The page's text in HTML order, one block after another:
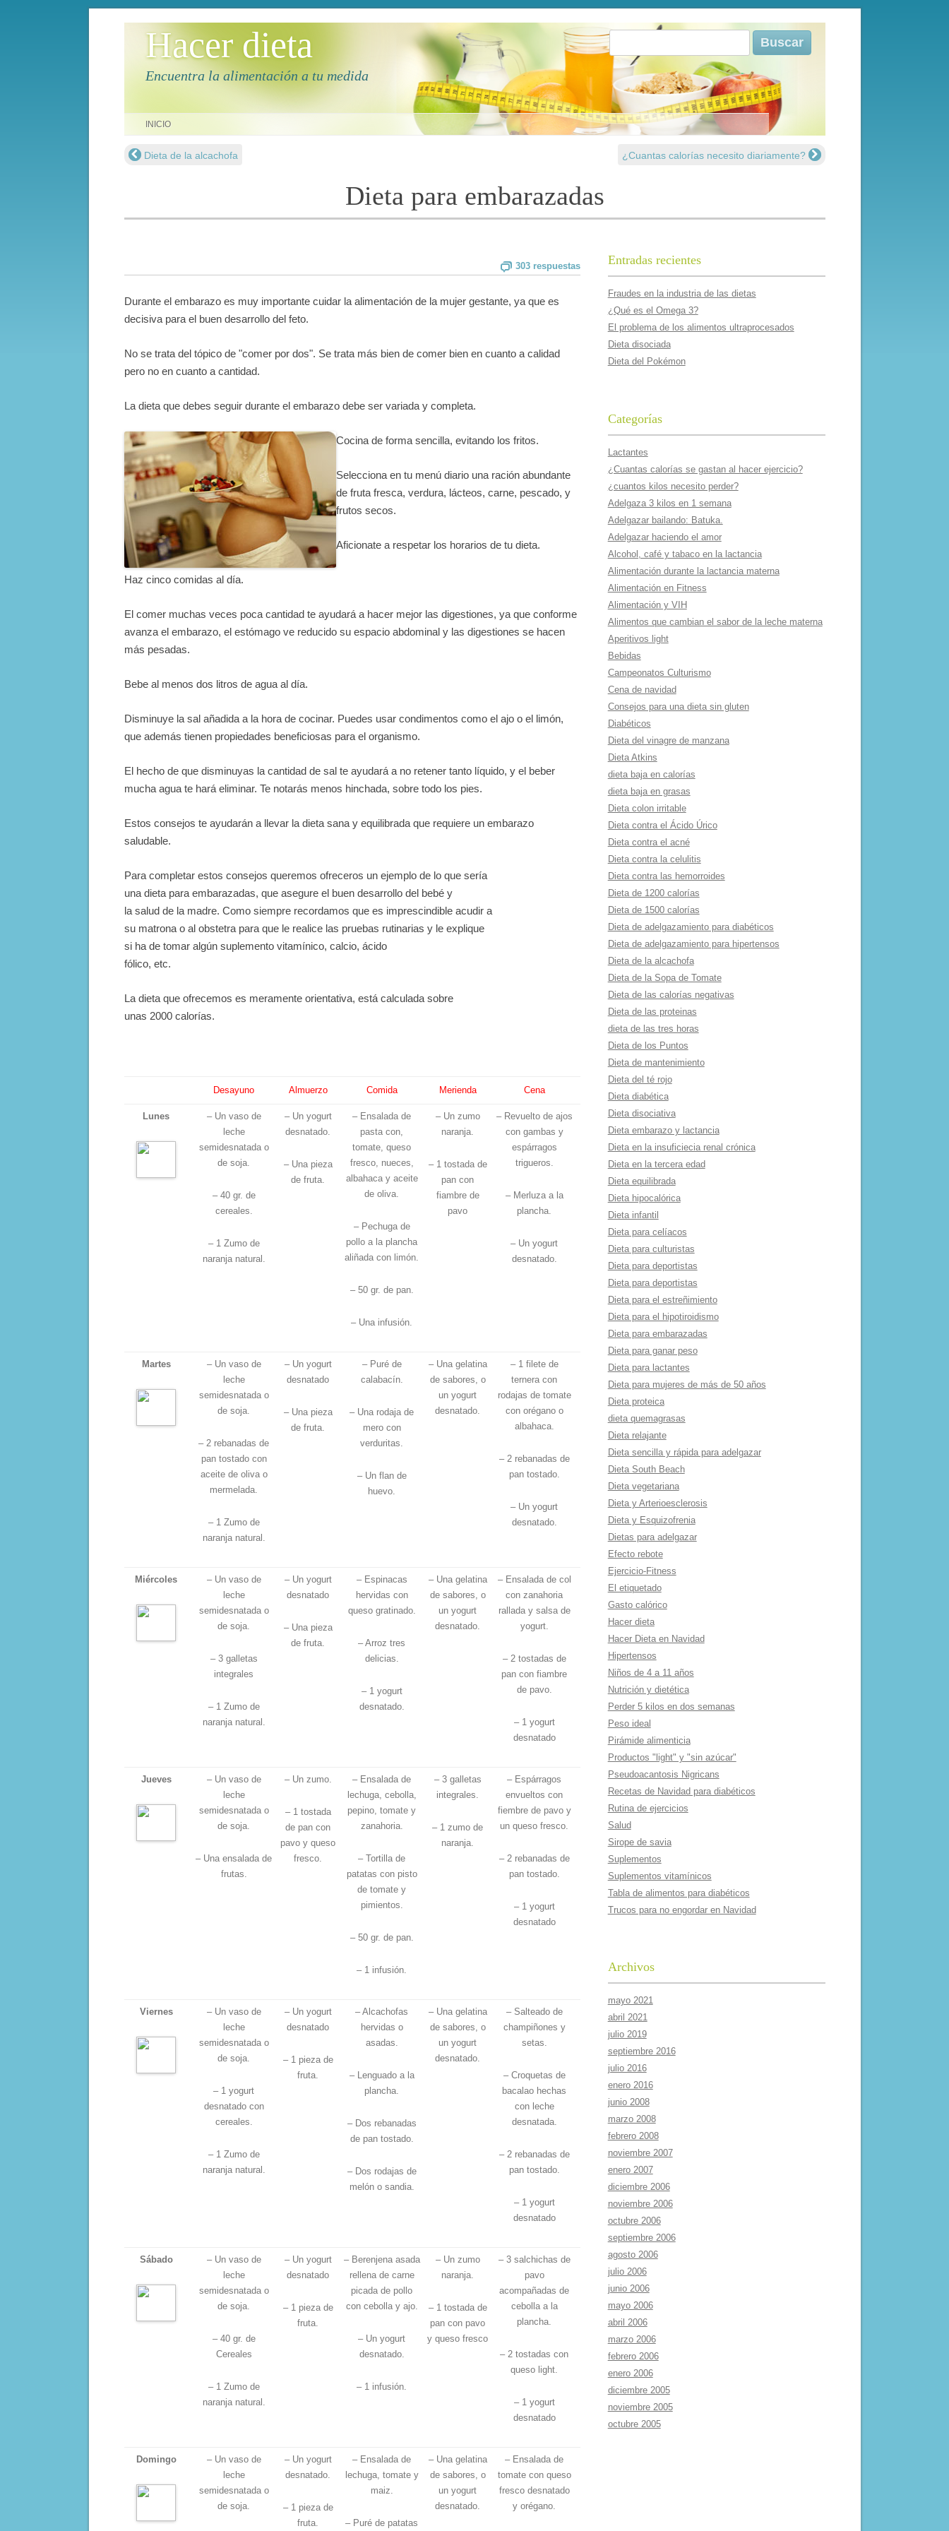
Hacer dieta
Encuentra la alimentación a tu medida
Buscar:
INICIO
Navegación de entradas
Dieta de la alcachofa ¿Cuantas calorí­as necesito diariamente?
Dieta para embarazadas
303 respuestas
Durante el embarazo es muy importante cuidar la alimentación de la mujer gestante, ya que es
decisiva para el buen desarrollo del feto.
No se trata del tópico de "comer por dos". Se trata más bien de comer bien en cuanto a calidad
pero no en cuanto a cantidad.
La dieta que debes seguir durante el embarazo debe ser variada y completa.
Cocina de forma sencilla, evitando los fritos.
Selecciona en tu menú diario una ración abundante
de fruta fresca, verdura, lácteos, carne, pescado, y
frutos secos.
Aficionate a respetar los horarios de tu dieta.
Haz cinco comidas al día.
El comer muchas veces poca cantidad te ayudará a hacer mejor las digestiones, ya que conforme
avanza el embarazo, el estómago ve reducido su espacio abdominal y las digestiones se hacen
más pesadas.
Bebe al menos dos litros de agua al día.
Disminuye la sal añadida a la hora de cocinar. Puedes usar condimentos como el ajo o el limón,
que además tienen propiedades beneficiosas para el organismo.
El hecho de que disminuyas la cantidad de sal te ayudará a no retener tanto líquido, y el beber
mucha agua te hará eliminar. Te notarás menos hinchada, sobre todo los pies.
Estos consejos te ayudarán a llevar la dieta sana y equilibrada que requiere un embarazo
saludable.
Para completar estos consejos queremos ofreceros un ejemplo de lo que sería
una dieta para embarazadas, que asegure el buen desarrollo del bebé y
la salud de la madre. Como siempre recordamos que es imprescindible acudir a
su matrona o al obstetra para que le realice las pruebas rutinarias y le explique
si ha de tomar algún suplemento vitamínico, calcio, ácido
fólico, etc.
La dieta que ofrecemos es meramente orientativa, está calculada sobre
unas 2000 calorías.
Desayuno Almuerzo Comida Merienda Cena
Lunes
– Un vaso de
leche
semidesnatada o
de soja.
– 40 gr. de
cereales.
– 1 Zumo de
naranja natural.
– Un yogurt
desnatado.
– Una pieza
de fruta.
– Ensalada de
pasta con,
tomate, queso
fresco, nueces,
albahaca y aceite
de oliva.
– Pechuga de
pollo a la plancha
aliñada con limón.
– 50 gr. de pan.
– Una infusión.
– Un zumo
naranja.
– 1 tostada de
pan con
fiambre de
pavo
– Revuelto de ajos
con gambas y
espárragos
trigueros.
– Merluza a la
plancha.
– Un yogurt
desnatado.
Martes
– Un vaso de
leche
semidesnatada o
de soja.
– 2 rebanadas de
pan tostado con
aceite de oliva o
mermelada.
– 1 Zumo de
naranja natural.
– Un yogurt
desnatado
– Una pieza
de fruta.
– Puré de
calabacín.
– Una rodaja de
mero con
verduritas.
– Un flan de
huevo.
– Una gelatina
de sabores, o
un yogurt
desnatado.
– 1 filete de
ternera con
rodajas de tomate
con orégano o
albahaca.
– 2 rebanadas de
pan tostado.
– Un yogurt
desnatado.
Miércoles
– Un vaso de
leche
semidesnatada o
de soja.
– 3 galletas
integrales
– 1 Zumo de
naranja natural.
– Un yogurt
desnatado
– Una pieza
de fruta.
– Espinacas
hervidas con
queso gratinado.
– Arroz tres
delicias.
– 1 yogurt
desnatado.
– Una gelatina
de sabores, o
un yogurt
desnatado.
– Ensalada de col
con zanahoria
rallada y salsa de
yogurt.
– 2 tostadas de
pan con fiambre
de pavo.
– 1 yogurt
desnatado
Jueves
– Un vaso de
leche
semidesnatada o
de soja.
– Una ensalada de
frutas.
– Un zumo.
– 1 tostada
de pan con
pavo y queso
fresco.
– Ensalada de
lechuga, cebolla,
pepino, tomate y
zanahoria.
– Tortilla de
patatas con pisto
de tomate y
pimientos.
– 50 gr. de pan.
– 1 infusión.
– 3 galletas
integrales.
– 1 zumo de
naranja.
– Espárragos
envueltos con
fiembre de pavo y
un queso fresco.
– 2 rebanadas de
pan tostado.
– 1 yogurt
desnatado
Viernes
– Un vaso de
leche
semidesnatada o
de soja.
– 1 yogurt
desnatado con
cereales.
– 1 Zumo de
naranja natural.
– Un yogurt
desnatado
– 1 pieza de
fruta.
– Alcachofas
hervidas o
asadas.
– Lenguado a la
plancha.
– Dos rebanadas
de pan tostado.
– Dos rodajas de
melón o sandia.
– Una gelatina
de sabores, o
un yogurt
desnatado.
– Salteado de
champiñones y
setas.
– Croquetas de
bacalao hechas
con leche
desnatada.
– 2 rebanadas de
pan tostado.
– 1 yogurt
desnatado
Sábado
– Un vaso de
leche
semidesnatada o
de soja.
– 40 gr. de
Cereales
– 1 Zumo de
naranja natural.
– Un yogurt
desnatado
– 1 pieza de
fruta.
– Berenjena asada
rellena de carne
picada de pollo
con cebolla y ajo.
– Un yogurt
desnatado.
– 1 infusión.
– Un zumo
naranja.
– 1 tostada de
pan con pavo
y queso fresco
– 3 salchichas de
pavo
acompañadas de
cebolla a la
plancha.
– 2 tostadas con
queso light.
– 1 yogurt
desnatado
Domingo
– Un vaso de
leche
semidesnatada o
de soja.
– Un yogurt
desnatado.
– 1 pieza de
fruta.
– Ensalada de
lechuga, tomate y
maiz.
– Puré de patatas
– Una gelatina
de sabores, o
un yogurt
desnatado.
– Ensalada de
tomate con queso
fresco desnatado
y orégano.
Entradas recientes
Fraudes en la industria de las dietas
¿Qué es el Omega 3?
El problema de los alimentos ultraprocesados
Dieta disociada
Dieta del Pokémon
Categorías
Lactantes
¿Cuantas calorí­as se gastan al hacer ejercicio?
¿cuantos kilos necesito perder?
Adelgaza 3 kilos en 1 semana
Adelgazar bailando: Batuka.
Adelgazar haciendo el amor
Alcohol, café y tabaco en la lactancia
Alimentación durante la lactancia materna
Alimentación en Fitness
Alimentación y VIH
Alimentos que cambian el sabor de la leche materna
Aperitivos light
Bebidas
Campeonatos Culturismo
Cena de navidad
Consejos para una dieta sin gluten
Diabéticos
Dieta del vinagre de manzana
Dieta Atkins
dieta baja en calorí­as
dieta baja en grasas
Dieta colon irritable
Dieta contra el Ácido Úrico
Dieta contra el acné
Dieta contra la celulitis
Dieta contra las hemorroides
Dieta de 1200 calorí­as
Dieta de 1500 calorí­as
Dieta de adelgazamiento para diabéticos
Dieta de adelgazamiento para hipertensos
Dieta de la alcachofa
Dieta de la Sopa de Tomate
Dieta de las calorí­as negativas
Dieta de las proteinas
dieta de las tres horas
Dieta de los Puntos
Dieta de mantenimiento
Dieta del té rojo
Dieta diabética
Dieta disociativa
Dieta embarazo y lactancia
Dieta en la insuficiecia renal crónica
Dieta en la tercera edad
Dieta equilibrada
Dieta hipocalórica
Dieta infantil
Dieta para celí­acos
Dieta para culturistas
Dieta para deportistas
Dieta para deportistas
Dieta para el estreñimiento
Dieta para el hipotiroidismo
Dieta para embarazadas
Dieta para ganar peso
Dieta para lactantes
Dieta para mujeres de más de 50 años
Dieta proteica
dieta quemagrasas
Dieta relajante
Dieta sencilla y rápida para adelgazar
Dieta South Beach
Dieta vegetariana
Dieta y Arterioesclerosis
Dieta y Esquizofrenia
Dietas para adelgazar
Efecto rebote
Ejercicio-Fitness
El etiquetado
Gasto calórico
Hacer dieta
Hacer Dieta en Navidad
Hipertensos
Niños de 4 a 11 años
Nutrición y dietética
Perder 5 kilos en dos semanas
Peso ideal
Pirámide alimenticia
Productos "light" y "sin azúcar"
Pseudoacantosis Nigricans
Recetas de Navidad para diabéticos
Rutina de ejercicios
Salud
Sirope de savia
Suplementos
Suplementos vitamí­nicos
Tabla de alimentos para diabéticos
Trucos para no engordar en Navidad
Archivos
mayo 2021
abril 2021
julio 2019
septiembre 2016
julio 2016
enero 2016
junio 2008
marzo 2008
febrero 2008
noviembre 2007
enero 2007
diciembre 2006
noviembre 2006
octubre 2006
septiembre 2006
agosto 2006
julio 2006
junio 2006
mayo 2006
abril 2006
marzo 2006
febrero 2006
enero 2006
diciembre 2005
noviembre 2005
octubre 2005